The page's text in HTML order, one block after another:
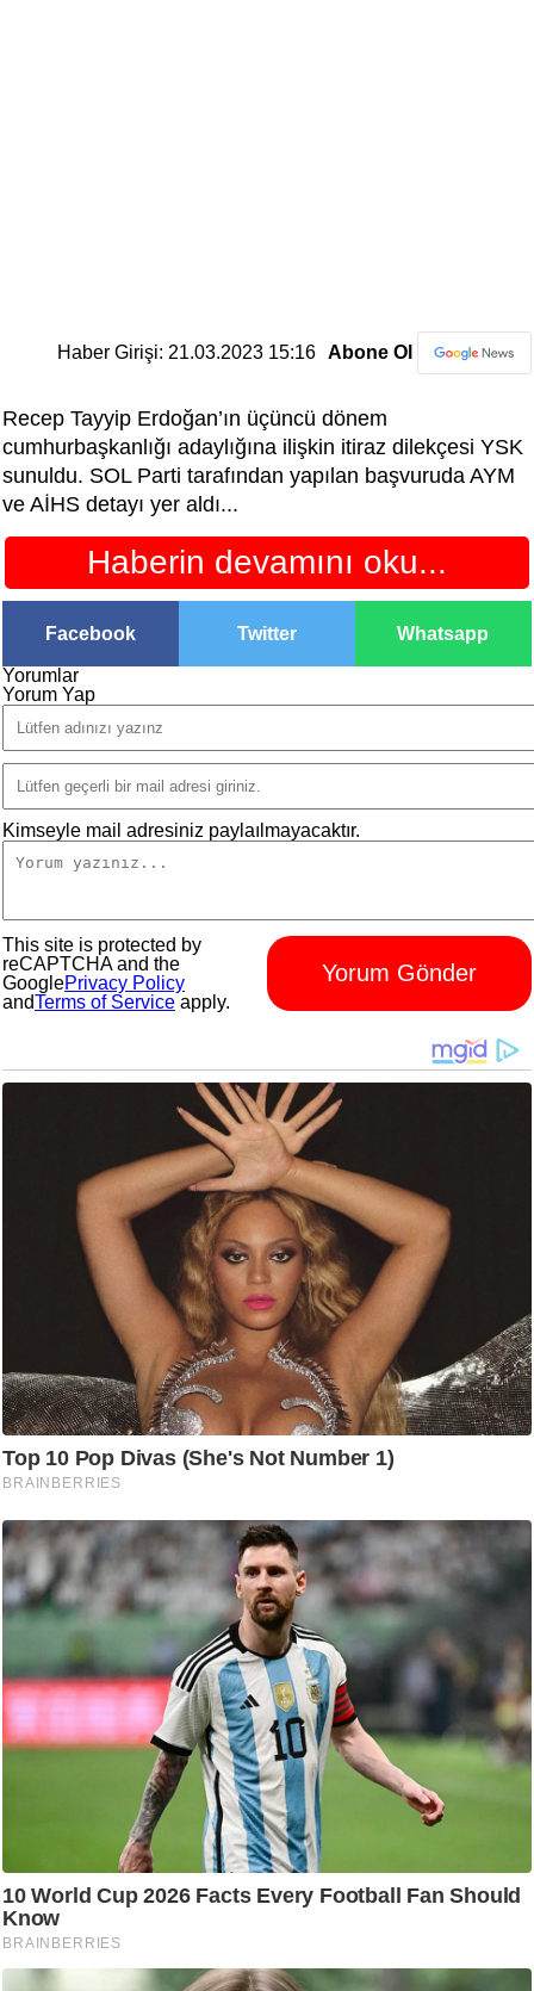
Haber Girişi: 21.03.2023 15:16 Abone Ol
Recep Tayyip Erdoğan’ın üçüncü dönem
cumhurbaşkanlığı adaylığına ilişkin itiraz dilekçesi YSK
sunuldu. SOL Parti tarafından yapılan başvuruda AYM
ve AİHS detayı yer aldı...
Haberin devamını oku...
Facebook Twitter Whatsapp
Yorumlar
Yorum Yap
Kimseyle mail adresiniz paylaılmayacaktır.
Yorum Gönder
This site is protected by
reCAPTCHA and the
GooglePrivacy Policy
andTerms of Service apply.